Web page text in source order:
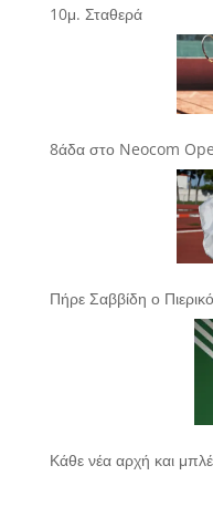
10μ. Σταθερά
8άδα στο Neocom
Πήρε Σαββίδη ο
Κάθε νέα αρχή και